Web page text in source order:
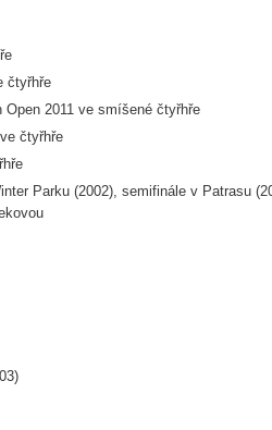
čtyřhře
2011 ve smíšené čtyřhře
čtyřhře
Parku (2002), semifinále v Patrasu